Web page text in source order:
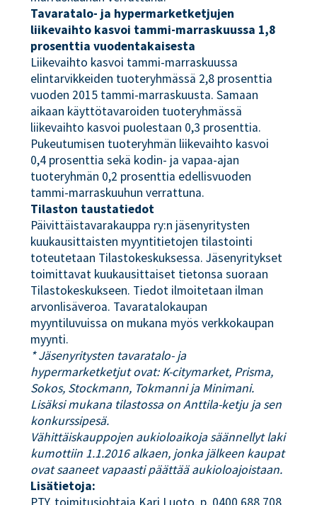
Tavaratalo- ja hypermarketketjujen
liikevaihto kasvoi tammi-marraskuussa 1,8
prosenttia vuodentakaisesta
Liikevaihto kasvoi tammi-marraskuussa
elintarvikkeiden tuoteryhmässä 2,8 prosenttia
vuoden 2015 tammi-marraskuusta. Samaan
aikaan käyttötavaroiden tuoteryhmässä
liikevaihto kasvoi puolestaan 0,3 prosenttia.
Pukeutumisen tuoteryhmän liikevaihto kasvoi
0,4 prosenttia sekä kodin- ja vapaa-ajan
tuoteryhmän 0,2 prosenttia edellisvuoden
tammi-marraskuuhun verrattuna.
Tilaston taustatiedot
Päivittäistavarakauppa ry:n jäsenyritysten
kuukausittaisten myyntitietojen tilastointi
toteutetaan Tilastokeskuksessa. Jäsenyritykset
toimittavat kuukausittaiset tietonsa suoraan
Tilastokeskukseen. Tiedot ilmoitetaan ilman
arvonlisäveroa. Tavaratalokaupan
myyntiluvuissa on mukana myös verkkokaupan
myynti.
* Jäsenyritysten tavaratalo- ja
hypermarketketjut ovat: K-citymarket, Prisma,
Sokos, Stockmann, Tokmanni ja Minimani.
Lisäksi mukana tilastossa on Anttila-ketju ja sen
konkurssipesä.
Vähittäiskauppojen aukioloaikoja säännellyt laki
kumottiin 1.1.2016 alkaen, jonka jälkeen kaupat
ovat saaneet vapaasti päättää aukioloajoistaan.
Lisätietoja: